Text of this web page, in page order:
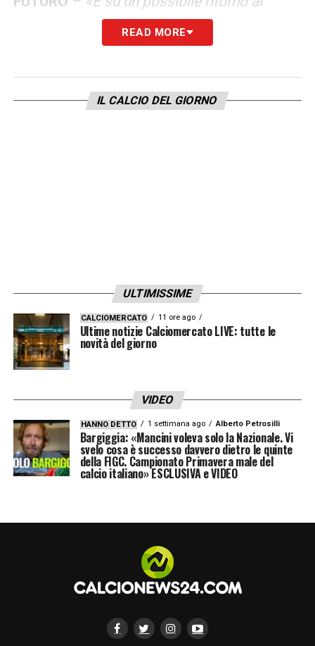
calcio dichiara: “Impossibile che io torni al
Genoa. Ho già dato tutto al calcio, non credo
READ MORE
IL CALCIO DEL GIORNO
ULTIMISSIME
CALCIOMERCATO 11 ore ago
Ultime notizie Calciomercato LIVE: tutte le
novità del giorno
VIDEO
HANNO DETTO 1 settimana ago Alberto Petrosilli
Bargiggia: «Mancini voleva solo la Nazionale. Vi
svelo cosa è successo davvero dietro le quinte
della FIGC. Campionato Primavera male del
calcio italiano» ESCLUSIVA e VIDEO